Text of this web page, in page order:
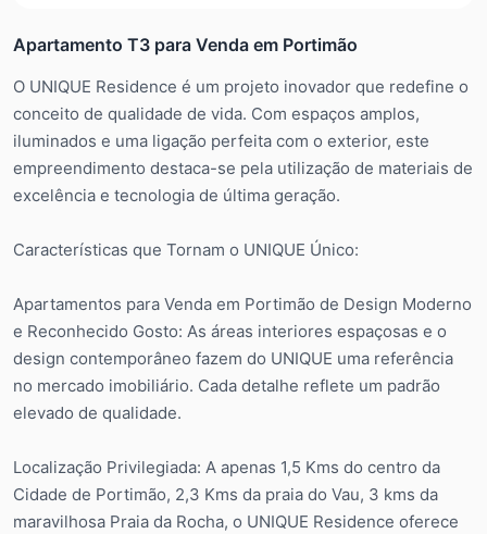
Apartamento T3 para Venda em Portimão
O UNIQUE Residence é um projeto inovador que redefine o
conceito de qualidade de vida. Com espaços amplos,
iluminados e uma ligação perfeita com o exterior, este
empreendimento destaca-se pela utilização de materiais de
excelência e tecnologia de última geração.
Características que Tornam o UNIQUE Único:
Apartamentos para Venda em Portimão de Design Moderno
e Reconhecido Gosto: As áreas interiores espaçosas e o
design contemporâneo fazem do UNIQUE uma referência
no mercado imobiliário. Cada detalhe reflete um padrão
elevado de qualidade.
Localização Privilegiada: A apenas 1,5 Kms do centro da
Cidade de Portimão, 2,3 Kms da praia do Vau, 3 kms da
maravilhosa Praia da Rocha, o UNIQUE Residence oferece